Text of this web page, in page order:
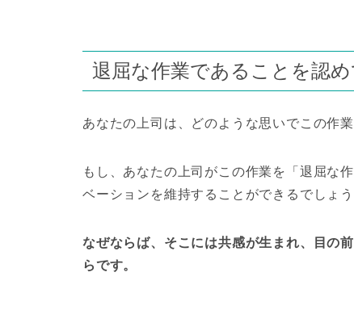
退屈な作業であることを認め
あなたの上司は、どのような思いでこの作
もし、あなたの上司がこの作業を「退屈な
ベーションを維持することができるでしょう
なぜならば、そこには共感が生まれ、目の
らです。